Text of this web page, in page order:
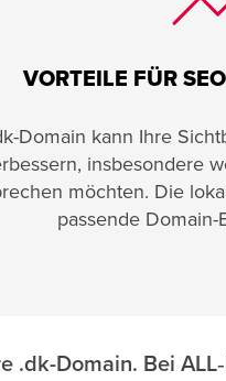
VORTEILE FÜR
Domain kann Ihre
insbesondere
möchten. Die
passende Domain-
Domain. Bei